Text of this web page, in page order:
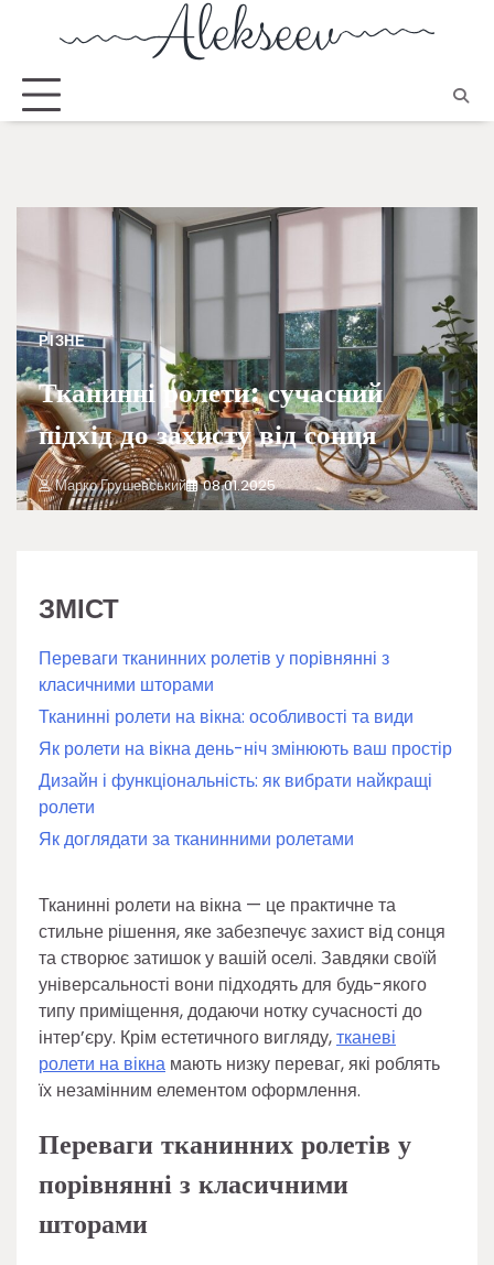
РІЗНЕ
Тканинні ролети: сучасний
підхід до захисту від сонця
Марко Грушевський 08.01.2025
ЗМІСТ
Переваги тканинних ролетів у порівнянні з
класичними шторами
Тканинні ролети на вікна: особливості та види
Як ролети на вікна день-ніч змінюють ваш простір
Дизайн і функціональність: як вибрати найкращі
ролети
Як доглядати за тканинними ролетами
Тканинні ролети на вікна — це практичне та
стильне рішення, яке забезпечує захист від сонця
та створює затишок у вашій оселі. Завдяки своїй
універсальності вони підходять для будь-якого
типу приміщення, додаючи нотку сучасності до
інтер’єру. Крім естетичного вигляду,тканеві
ролети на вікна мають низку переваг, які роблять
їх незамінним елементом оформлення.
Переваги тканинних ролетів у
порівнянні з класичними
шторами